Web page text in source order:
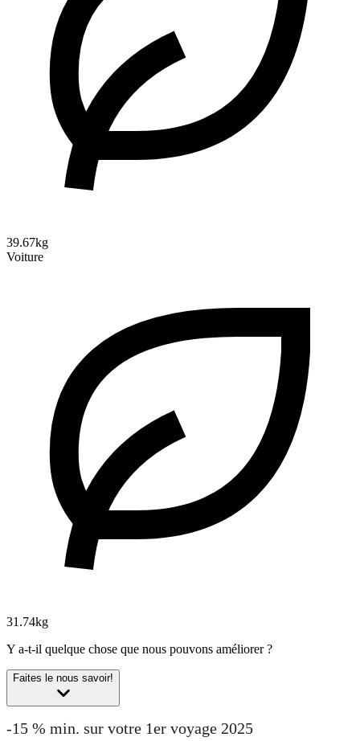
39.67kg
Voiture
31.74kg
Y a-t-il quelque chose que nous pouvons améliorer ?
Faites le nous savoir!
-15 % min. sur votre 1er voyage 2025